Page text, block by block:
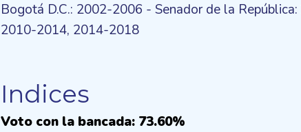
Bogotá D.C.: 2002-2006 - Senador de la
2010-2014, 2014-2018
Indices
Voto con la bancada: 73.60%